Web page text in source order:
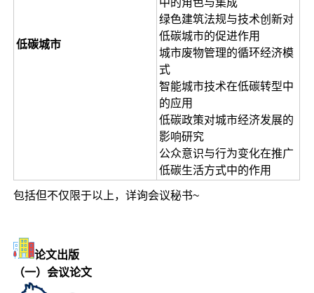
低碳城市
绿色建筑法规与技术创新对
低碳城市的促进作用
城市废物管理的循环经济模
式
智能城市技术在低碳转型中
的应用
低碳政策对城市经济发展的
影响研究
公众意识与行为变化在推广
低碳生活方式中的作用
包括但不仅限于以上，详询会议秘书~
论文出版
（一）会议论文